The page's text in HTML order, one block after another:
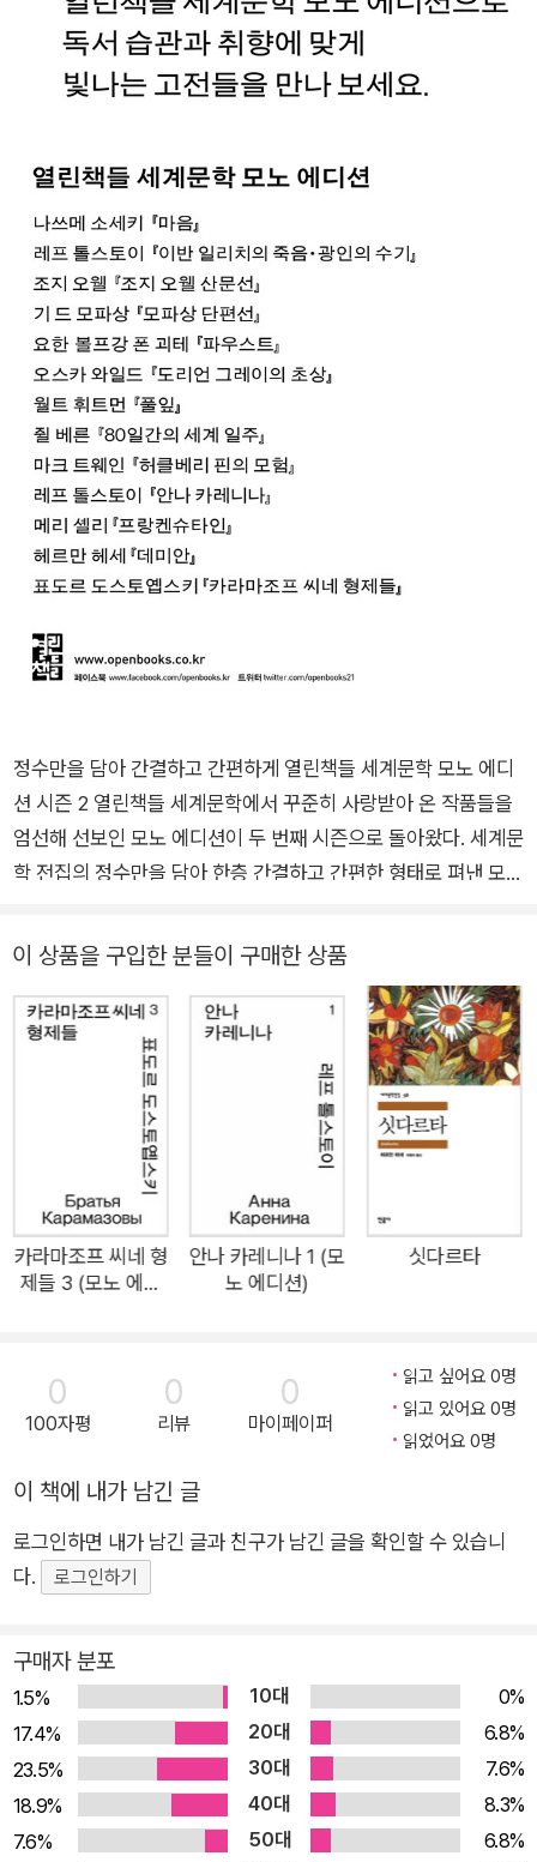
정수만을 담아 간결하고 간편하게 열린책들 세계문학 모노 에디
션 시즌 2 열린책들 세계문학에서 꾸준히 사랑받아 온 작품들을
엄선해 선보인 모노 에디션이 두 번째 시즌으로 돌아왔다. 세계문
학 전집의 정수만을 담아 한층 간결하고 간편한 형태로 펴낸 모노
갱이만을 담았다. 열린책들 세계문학이 풍성한 목록과 견고한 하
록과 가벼운 장정, 8,800원이라는 파격적인 가격으로 좀 더 친숙
하고 쉽게 고전들을 만나는 기회를 열어 준다. 또한 최대한 덜어
내되 디자인과 품질에 대한 고민은 더 많이 녹여 내 최소한으로도
모자람이 없는 완결성을 추구했다. 대문호 도스토옙스키의 대작
에서 SF의 효시, 영원한 청춘의 고전까지, 우리가 사랑하는 고전
으로 향하는 가벼운 발걸음, 모노 에디션을 더욱 풍성해진 목록으
로 다시 만나자. 세계사에 길이 남을 문학적 경지를 이룩한 러시
아의 대문호 도스토옙스키의 가장 위대한 작품이자 최후의 대작
★ 1954년 서머싯 몸이 추천한 세계 10대 소설 ★ 1955년 시카
★ 2004년 〈한국 문인이 선호하는 세계 명작 소설 100선〉 ★ 2
008년 하버드 서점이 뽑은 〈잘 팔리는 책 20〉 ★ 국립중앙도서
0선 ★ 연세대학교 권장 도서 200권 러시아가 낳은 대문호이자
세계문학사상 가장 위대한 작가 중 하나로 꼽히는 표도르 도스토
옙스키의 장편소설 『카라마조프 씨네 형제들』이 이대우 교수의
번역으로 열린책들에서 출간되었다. 도스토옙스키는 지드, 카뮈
학자 프로이트와 과학자 아인슈타인에 이르기까지 두 세기에 걸
쳐 인류 문화 전체에 지워지지 않을 영향을 남겼다. 『카라마조프
씨네 형제들』은 도스토옙스키의 40여 년에 걸친 창작의 결산인
마지막 장편소설로서, 그의 작품들 가운데서도 가장 심오한 사상
적 깊이와 이에 걸맞은 예술적 구조를 드러내는 작품이다. 이 소
설은 원래 2부작으로 구상되었지만, 첫 번째 이야기를 완성한 지
이 상품을 구입한 분들이 구매한 상품
카라마조프 씨네 형
제들 3 (모노 에디
안나 카레니나 1 (모
노 에디션)
싯다르타
0
100자평
0
리뷰
0
마이페이퍼
읽고 싶어요 0명
읽고 있어요 0명
읽었어요 0명
이 책에 내가 남긴 글
로그인하면 내가 남긴 글과 친구가 남긴 글을 확인할 수 있습니
다.
로그인하기
구매자 분포
1.5% 10대
0%
17.4%
20대
6.8%
23.5%
30대
7.6%
18.9%
40대
8.3%
7.6%
50대
6.8%